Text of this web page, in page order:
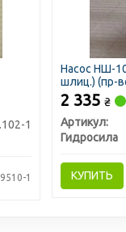
1
1
Насос НШ-
шлиц.) (пр-
2 335 ₴
Артикул:
Гидросила
КУПИТЬ